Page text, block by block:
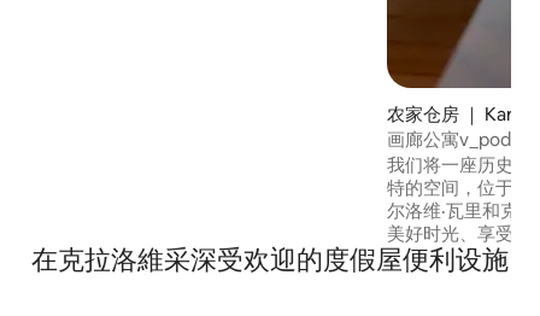
度过更长时间的假期，都能让您感到舒
适、放松，并留下难忘的回忆。
农家仓房 ｜
画廊公寓
我们将一座历史悠
特的空间，位于奥
尔洛维·瓦里和克
美好时光、享受宁静和放
越，适合前往山
或
在克拉洛維采深受欢迎的度假屋便利设施